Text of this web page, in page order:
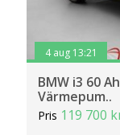
4 aug 13:21
BMW i3 60
Värmepum..
Pris 119 700